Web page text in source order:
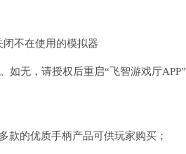
不在使用的模拟器
如无，请授权后重启“飞智游戏厅APP”
款的优质手柄产品可供玩家购买；